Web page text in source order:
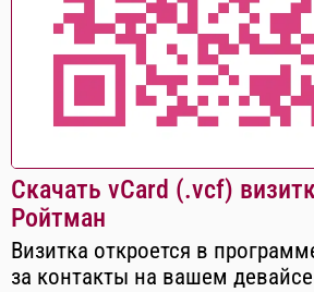
Скачать vCard (.vcf)
Ройтман
Визитка откроется в
за контакты на вашем девайсе